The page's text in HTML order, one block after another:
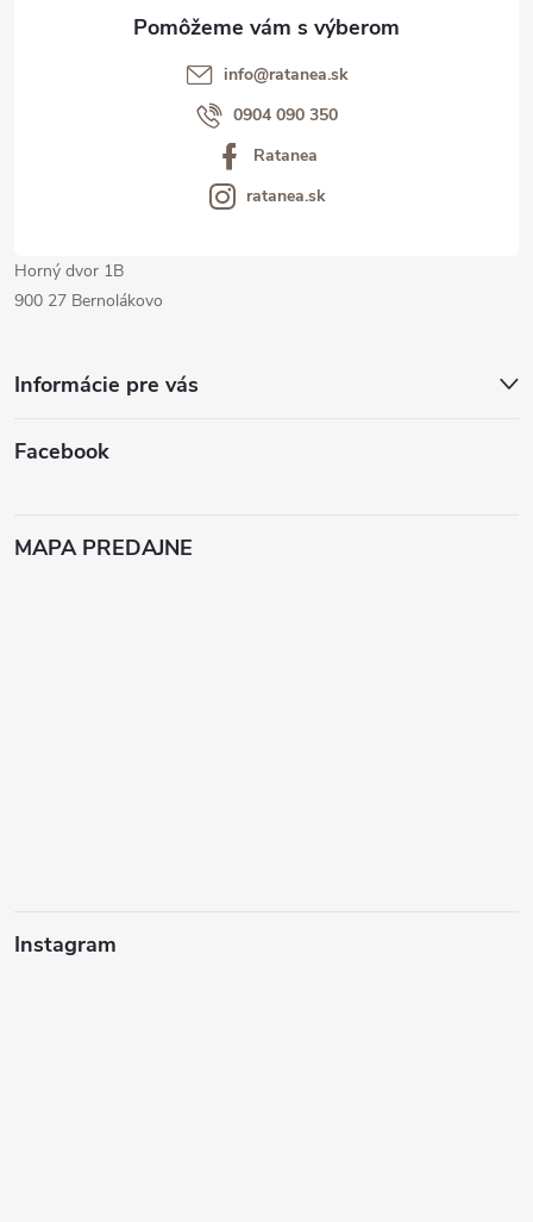
Informácie pre vás
Facebook
info@ratanea.sk
0904 090 350
Ratanea
ratanea.sk
Horný dvor 1B
900 27 Bernolákovo
MAPA PREDAJNE
Instagram